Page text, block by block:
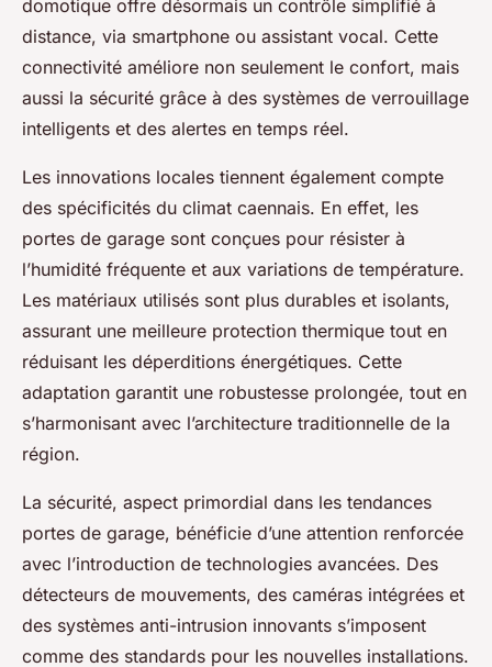
domotique offre désormais un contrôle simplifié à
distance, via smartphone ou assistant vocal. Cette
connectivité améliore non seulement le confort, mais
aussi la sécurité grâce à des systèmes de verrouillage
intelligents et des alertes en temps réel.
Les innovations locales tiennent également compte
des spécificités du climat caennais. En effet, les
portes de garage sont conçues pour résister à
l’humidité fréquente et aux variations de température.
Les matériaux utilisés sont plus durables et isolants,
assurant une meilleure protection thermique tout en
réduisant les déperditions énergétiques. Cette
adaptation garantit une robustesse prolongée, tout en
s’harmonisant avec l’architecture traditionnelle de la
région.
La sécurité, aspect primordial dans les tendances
portes de garage, bénéficie d’une attention renforcée
avec l’introduction de technologies avancées. Des
détecteurs de mouvements, des caméras intégrées et
des systèmes anti-intrusion innovants s’imposent
comme des standards pour les nouvelles installations.